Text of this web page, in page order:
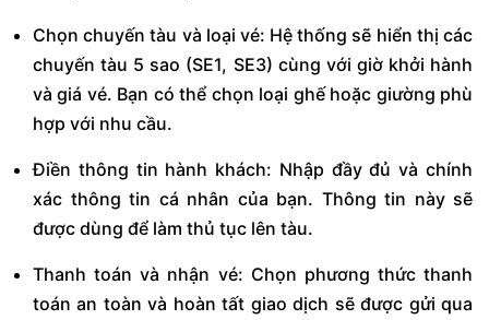
Chọn chuyến tàu và loại vé: Hệ thống sẽ hiển thị các
chuyến tàu 5 sao (SE1, SE3) cùng với giờ khởi hành
và giá vé. Bạn có thể chọn loại ghế hoặc giường phù
hợp với nhu cầu.
Điền thông tin hành khách: Nhập đầy đủ và chính
xác thông tin cá nhân của bạn. Thông tin này sẽ
được dùng để làm thủ tục lên tàu.
Thanh toán và nhận vé: Chọn phương thức thanh
toán an toàn và hoàn tất giao dịch sẽ được gửi qua